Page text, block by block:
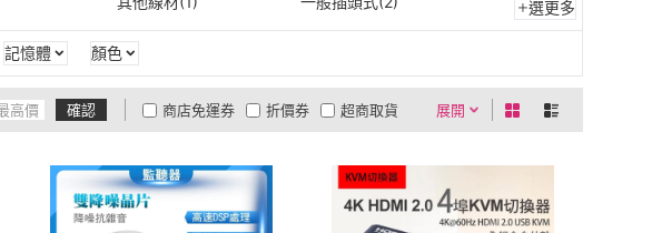
選更多
記憶體 顏色
確認 展開
折價券
有影片
商品有量
超商取貨
商店免運券
0利率
4
及以上 3
2
及以上 1